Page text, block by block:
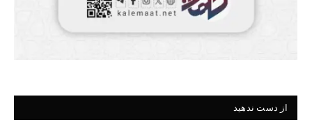
از دست ندهید